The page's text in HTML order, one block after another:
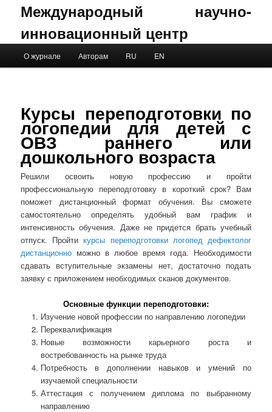
Международный научно-
инновационный центр
Skip to primary content
Skip to secondary content
О журнале Авторам RU EN
Курсы переподготовки по
логопедии для детей с
ОВЗ раннего или
дошкольного возраста
Решили освоить новую профессию и пройти
профессиональную переподготовку в короткий срок? Вам
поможет дистанционный формат обучения. Вы сможете
самостоятельно определять удобный вам график и
интенсивность обучения. Даже не придется брать учебный
отпуск. Пройтикурсы переподготовки логопед дефектолог
дистанционно можно в любое время года. Необходимости
сдавать вступительные экзамены нет, достаточно подать
заявку с приложением необходимых сканов документов.
Основные функции переподготовки:
Изучение новой профессии по направлению логопедии
Переквалификация
Новые возможности карьерного роста и
востребованность на рынке труда
Потребность в дополнении навыков и умений по
изучаемой специальности
Аттестация с получением диплома по выбранному
направлению